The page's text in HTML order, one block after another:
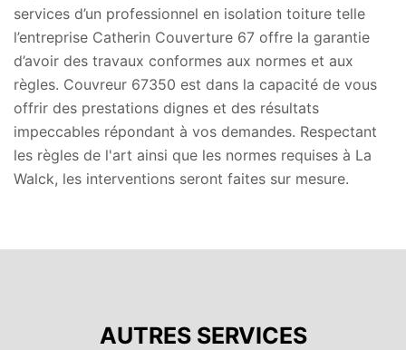
services d’un professionnel en isolation toiture telle
l’entreprise Catherin Couverture 67 offre la garantie
d’avoir des travaux conformes aux normes et aux
règles. Couvreur 67350 est dans la capacité de vous
offrir des prestations dignes et des résultats
impeccables répondant à vos demandes. Respectant
les règles de l'art ainsi que les normes requises à La
Walck, les interventions seront faites sur mesure.
AUTRES SERVICES